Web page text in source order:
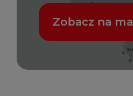
Zobacz na